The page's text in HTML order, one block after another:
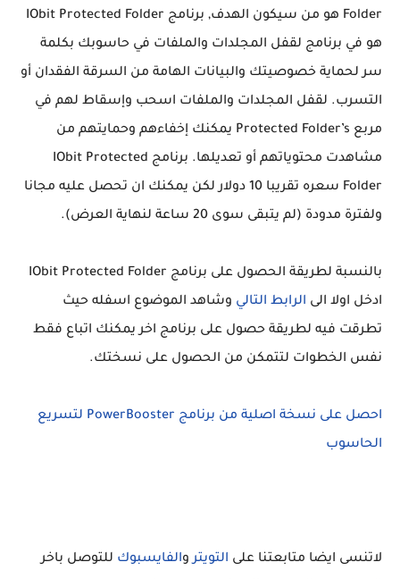
Folder هو من سيكون الهدف, برنامج IObit Protected Folder
هو في برنامج لقفل المجلدات والملفات في حاسوبك بكلمة
سر لحماية خصوصيتك والبيانات الهامة من السرقة الفقدان أو
التسرب. لقفل المجلدات والملفات اسحب وإسقاط لهم في
مربع Protected Folder’s يمكنك إخفاءهم وحمايتهم من
مشاهدت محتوياتهم أو تعديلها. برنامج IObit Protected
Folder سعره تقريبا 10 دولار لكن يمكنك ان تحصل عليه مجانا
ولفترة مدودة (لم يتبقى سوى 20 ساعة لنهاية العرض).
بالنسبة لطريقة الحصول على برنامج IObit Protected Folder
ادخل اولا الى الرابط التالي وشاهد الموضوع اسفله حيث
تطرقت فيه لطريقة حصول على برنامج اخر يمكنك اتباع فقط
نفس الخطوات لتتمكن من الحصول على نسختك.
احصل على نسخة اصلية من برنامج PowerBooster لتسريع
الحاسوب
لاتنسى ايضا متابعتنا على التويتروالفايسبوك للتوصل باخر